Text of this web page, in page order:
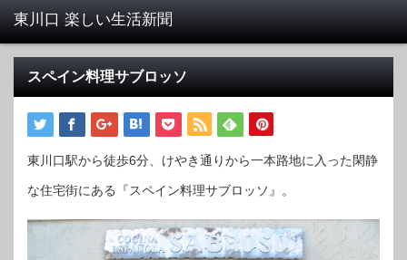
スペイン料理サブロッソ
東川口駅から徒歩6分、けやき通りから一本路地に入った閑静
な住宅街にある『スペイン料理サブロッソ』。